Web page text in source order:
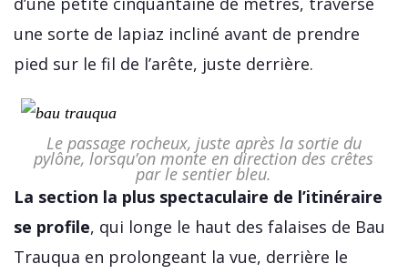
une sorte de lapiaz incliné avant de prendre
pied sur le fil de l’arête, juste derrière.
Le passage rocheux, juste après la sortie du
pylône, lorsqu’on monte en direction des crêtes
par le sentier bleu.
La section la plus spectaculaire de l’itinéraire
se profile, qui longe le haut des falaises de Bau
Trauqua en prolongeant la vue, derrière le